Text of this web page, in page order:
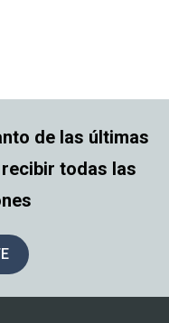
de las últimas
todas las